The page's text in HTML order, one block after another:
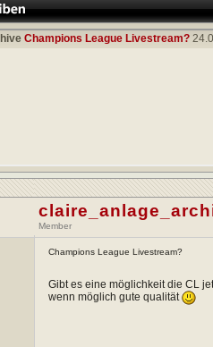
Champions League Livestream?
Member
Champions League Livestream?
Gibt es eine möglichkeit die CL
wenn möglich gute qualität